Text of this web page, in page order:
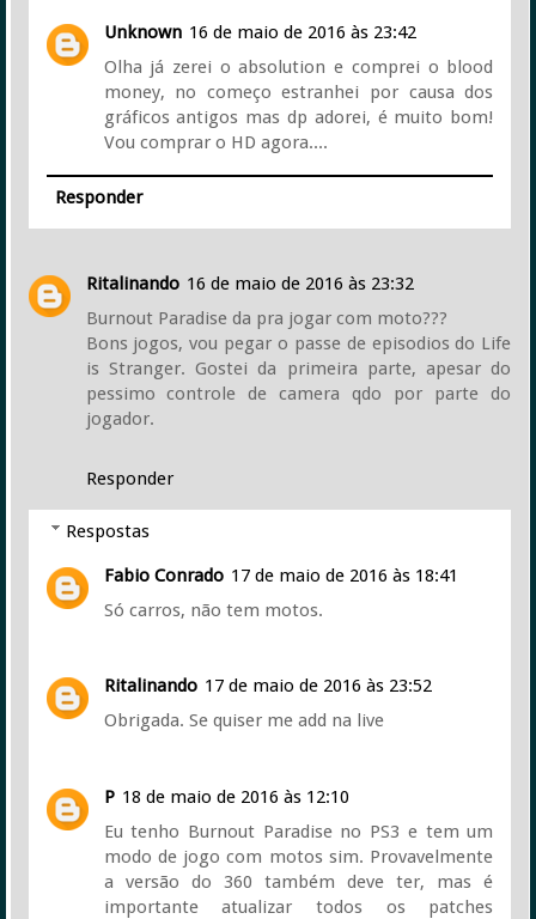
Unknown 16 de maio de 2016 às 23:42
Olha já zerei o absolution e comprei o blood
money, no começo estranhei por causa dos
gráficos antigos mas dp adorei, é muito bom!
Vou comprar o HD agora....
Responder
Ritalinando 16 de maio de 2016 às 23:32
Burnout Paradise da pra jogar com moto???
Bons jogos, vou pegar o passe de episodios do Life
is Stranger. Gostei da primeira parte, apesar do
pessimo controle de camera qdo por parte do
jogador.
Responder
Respostas
Fabio Conrado 17 de maio de 2016 às 18:41
Só carros, não tem motos.
Ritalinando 17 de maio de 2016 às 23:52
Obrigada. Se quiser me add na live
P 18 de maio de 2016 às 12:10
Eu tenho Burnout Paradise no PS3 e tem um
modo de jogo com motos sim. Provavelmente
a versão do 360 também deve ter, mas é
importante atualizar todos os patches